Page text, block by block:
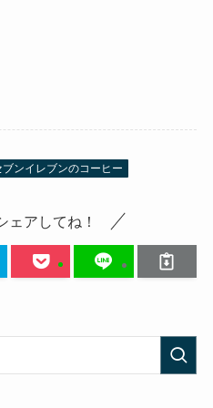
ブンイレブンのコーヒー
ェアしてね！